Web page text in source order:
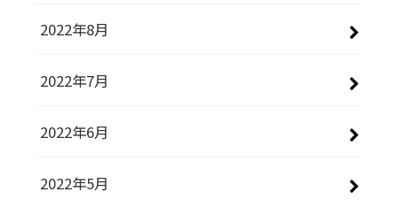
2022年8月
2022年7月
2022年6月
2022年5月